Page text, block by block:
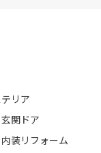
リア
関ドア
装リフォーム